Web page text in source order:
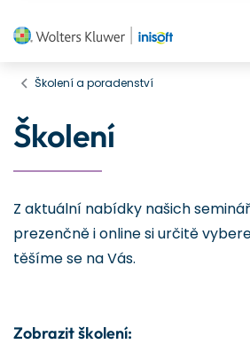
Školení a poradenství
Školení
Z aktuální nabídky našich
prezenčně i online si určitě
těšíme se na Vás.
Zobrazit školení: